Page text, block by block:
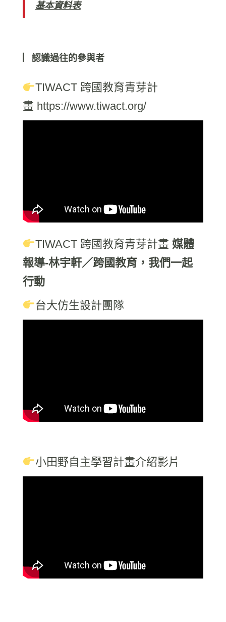
基本資料表
▏認識過往的參與者
TIWACT 跨國教育青芽計
畫 https://www.tiwact.org/
TIWACT 跨國教育青芽計畫 媒體
報導-林宇軒／跨國教育，我們一起
行動
台大仿生設計團隊
小田野自主學習計畫介紹影片